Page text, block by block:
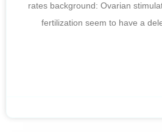
rates background: Ovarian
fertilization seem to have a